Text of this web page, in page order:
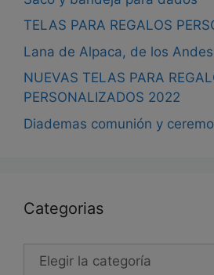
TELAS PARA REGALOS
Lana de Alpaca, de los
NUEVAS TELAS PARA
PERSONALIZADOS 2022
Diademas comunión y
Categorias
Categorias